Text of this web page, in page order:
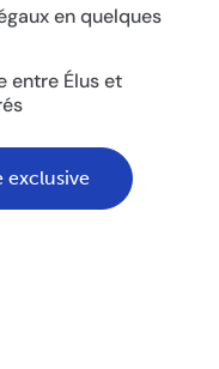
en quelques
entre Élus et
exclusive